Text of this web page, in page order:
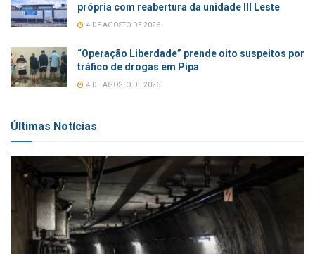
própria com reabertura da unidade III Leste
4 DE AGOSTO DE 2026
“Operação Liberdade” prende oito suspeitos por
tráfico de drogas em Pipa
4 DE AGOSTO DE 2026
Últimas Notícias